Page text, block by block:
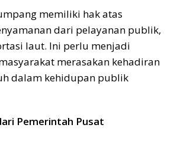
memiliki hak atas
dari pelayanan publik,
laut. Ini perlu menjadi
merasakan kehadiran
dalam kehidupan publik
Pemerintah Pusat